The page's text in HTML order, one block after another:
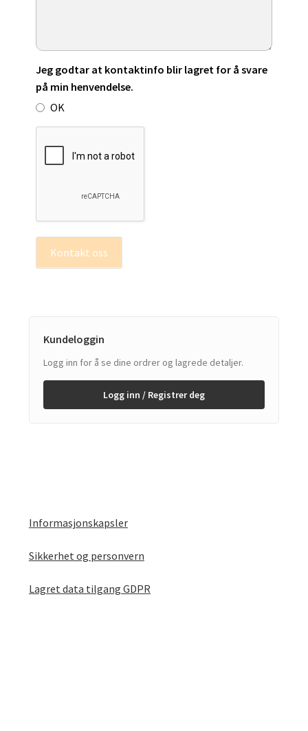
Jeg godtar at kontaktinfo blir lagret for å svare
på min henvendelse.
OK
Kontakt oss
Kundeloggin
Logg inn for å se dine ordrer og lagrede detaljer.
Logg inn / Registrer deg
Informasjonskapsler
Sikkerhet og personvern
Lagret data tilgang GDPR